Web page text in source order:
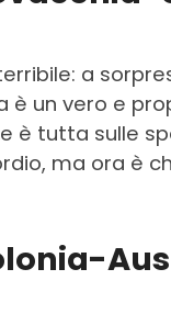
a
è un vero e
è tutta sulle
ma ora è